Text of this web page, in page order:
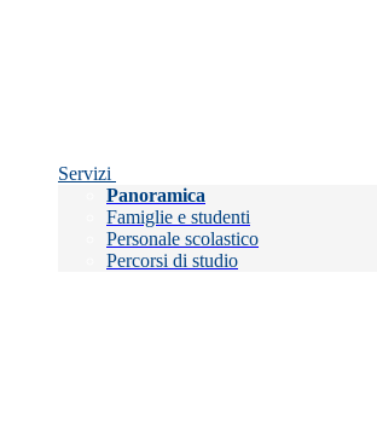
Servizi
Panoramica
Famiglie e studenti
Personale scolastico
Percorsi di studio